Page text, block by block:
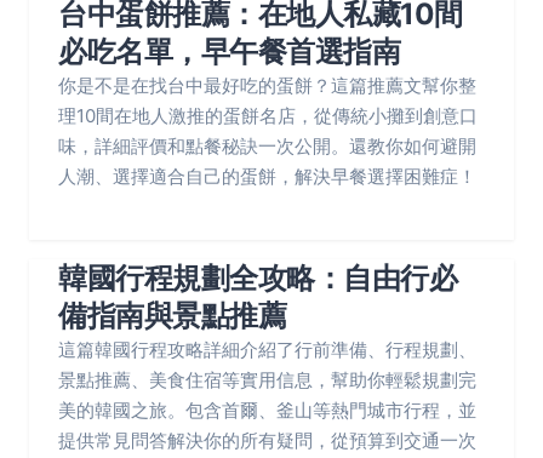
台中蛋餅推薦：在地人私藏10間
必吃名單，早午餐首選指南
你是不是在找台中最好吃的蛋餅？這篇推薦文幫你整
理10間在地人激推的蛋餅名店，從傳統小攤到創意口
味，詳細評價和點餐秘訣一次公開。還教你如何避開
人潮、選擇適合自己的蛋餅，解決早餐選擇困難症！
韓國行程規劃全攻略：自由行必
備指南與景點推薦
這篇韓國行程攻略詳細介紹了行前準備、行程規劃、
景點推薦、美食住宿等實用信息，幫助你輕鬆規劃完
美的韓國之旅。包含首爾、釜山等熱門城市行程，並
提供常見問答解決你的所有疑問，從預算到交通一次